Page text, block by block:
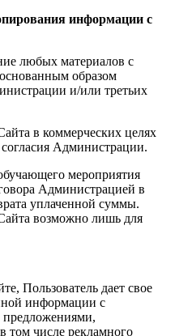
информации с
любых материалов с
образом
и/или третьих
в коммерческих целях
Администрации.
мероприятия
Администрацией в
уплаченной суммы.
возможно лишь для
Пользователь дает свое
информации с
том числе рекламного